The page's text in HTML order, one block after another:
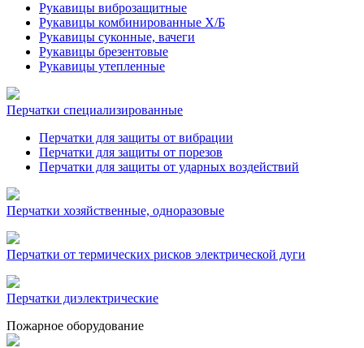
Рукавицы виброзащитные
Рукавицы комбинированные Х/Б
Рукавицы суконные, вачеги
Рукавицы брезентовые
Рукавицы утепленные
Перчатки специализированные
Перчатки для защиты от вибрации
Перчатки для защиты от порезов
Перчатки для защиты от ударных воздействий
Перчатки хозяйственные, одноразовые
Перчатки от термических рисков электрической дуги
Перчатки диэлектрические
Пожарное оборудование